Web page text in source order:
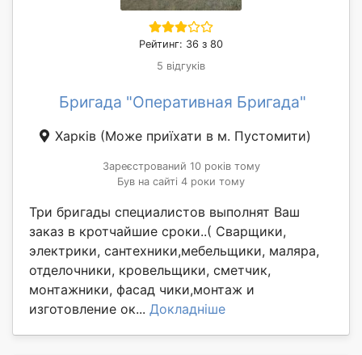
Рейтинг: 36 з 80
5 відгуків
Бригада "Оперативная Бригада"
Харків (Може приїхати в м. Пустомити)
Зареєстрований 10 років тому
Був на сайті 4 роки тому
Три бригады специалистов выполнят Ваш
заказ в кротчайшие сроки..( Сварщики,
электрики, сантехники,мебельщики, маляра,
отделочники, кровельщики, сметчик,
монтажники, фасад чики,монтаж и
изготовление ок... Докладніше